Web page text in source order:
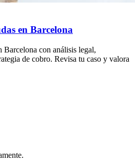
en Barcelona
Barcelona con análisis legal,
de cobro. Revisa tu caso y valora